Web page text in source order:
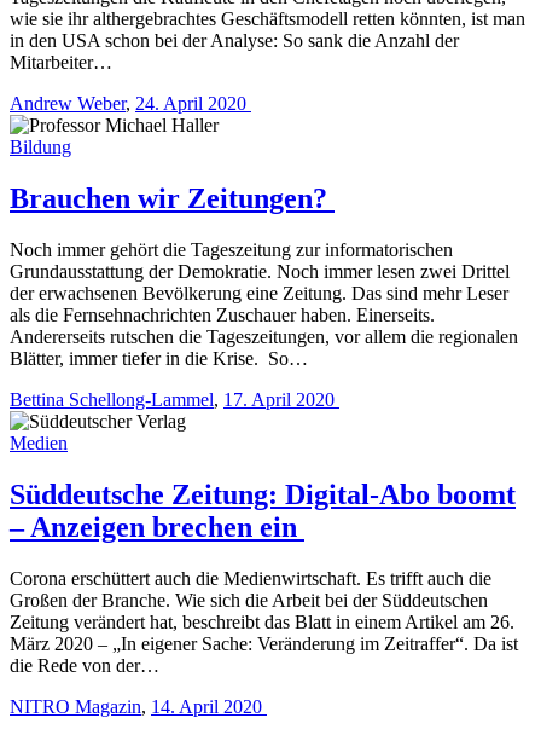
wie sie ihr althergebrachtes Geschäftsmodell retten könnten, ist man
in den USA schon bei der Analyse: So sank die Anzahl der
Mitarbeiter…
Andrew Weber, 24. April 2020
Bildung
Brauchen wir Zeitungen?
Noch immer gehört die Tageszeitung zur informatorischen
Grundausstattung der Demokratie. Noch immer lesen zwei Drittel
der erwachsenen Bevölkerung eine Zeitung. Das sind mehr Leser
als die Fernsehnachrichten Zuschauer haben. Einerseits.
Andererseits rutschen die Tageszeitungen, vor allem die regionalen
Blätter, immer tiefer in die Krise. So…
Bettina Schellong-Lammel, 17. April 2020
Medien
Süddeutsche Zeitung: Digital-Abo boomt
– Anzeigen brechen ein
Corona erschüttert auch die Medienwirtschaft. Es trifft auch die
Großen der Branche. Wie sich die Arbeit bei der Süddeutschen
Zeitung verändert hat, beschreibt das Blatt in einem Artikel am 26.
März 2020 – „In eigener Sache: Veränderung im Zeitraffer“. Da ist
die Rede von der…
NITRO Magazin, 14. April 2020